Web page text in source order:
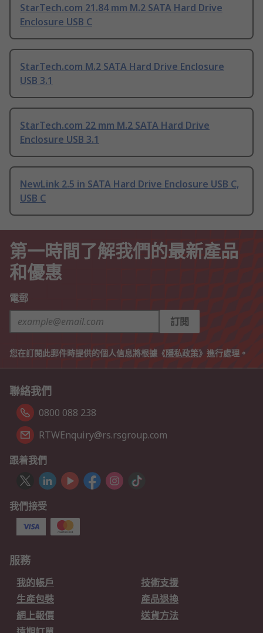
StarTech.com 21.84 mm M.2 SATA Hard Drive
Enclosure USB C
StarTech.com M.2 SATA Hard Drive Enclosure
USB 3.1
StarTech.com 22 mm M.2 SATA Hard Drive
Enclosure USB 3.1
NewLink 2.5 in SATA Hard Drive Enclosure USB C,
USB C
第一時間了解我們的最新產品
和優惠
電郵
訂閱
您在訂閱此郵件時提供的個人信息將根據《隱私政策》進行處理。
聯絡我們
0800 088 238
RTWEnquiry@rs.rsgroup.com
跟着我們
我們接受
服務
我的帳戶
技術支援
生產包裝
產品退換
網上報價
送貨方法